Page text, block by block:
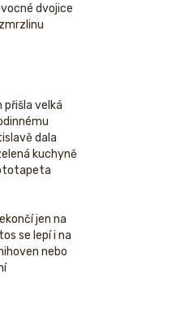
dvojice
přišla velká
dala
kuchyně
jen na
se lepí i na
nebo